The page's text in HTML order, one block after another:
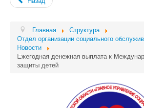
Главная
Структура
Отдел организации социального
Новости
Ежегодная денежная выплата к
защиты детей